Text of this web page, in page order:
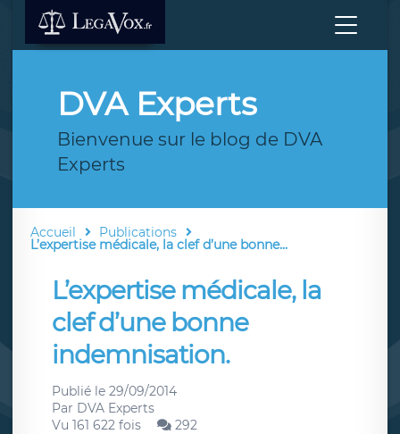
DVA Experts
Bienvenue sur le blog de DVA
Experts
Accueil Publications
L’expertise médicale, la clef d’une bonne...
L’expertise médicale, la
clef d’une bonne
indemnisation.
Publié le 29/09/2014
Par DVA Experts
Vu 161 622 fois
292